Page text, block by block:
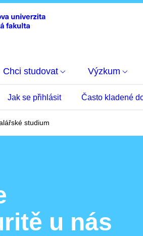
Chci studovat Výzkum
Jak se přihlásit Často kladené
studium
u nás